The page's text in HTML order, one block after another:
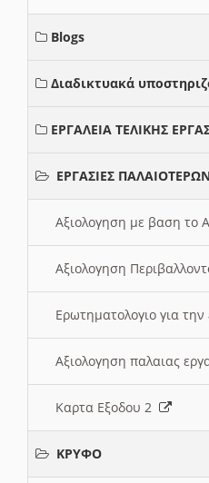
Blogs
Διαδικτυακά
ΕΡΓΑΛΕΙΑ ΤΕΛΙΚΗΣ
ΕΡΓΑΣΙΕΣ
Αξιολογηση με βαση το
Αξιολογηση
Ερωτηματολογιο για
Αξιολογηση παλαιας
Καρτα Εξοδου 2
ΚΡΥΦΟ